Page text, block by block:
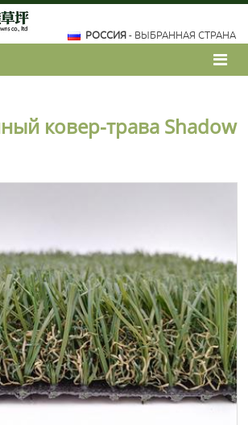
РОССИЯ - ВЫБРАННАЯ СТРАНА
ковер-трава Shadow